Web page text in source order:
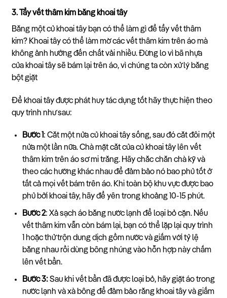
3. Tẩy vết thâm kim bằng khoai tây
Bằng một củ khoai tây bạn có thể làm gì để tẩy vết thâm
kim? Khoai tây có thể làm mờ các vết thâm kim trên áo mà
không ảnh hưởng đến chất vải nhiều. Đừng lo vì bã nhựa
của khoai tây sẽ bám lại trên áo, vì chúng ta còn xử lý bằng
bột giặt
Để khoai tây được phát huy tác dụng tốt hãy thực hiện theo
quy trình như sau:
Bước 1: Cắt một nửa củ khoai tây sống, sau đó cắt đôi một
nửa một lần nữa. Chà mặt cắt của củ khoai tây lên vết
thâm kim trên áo sơ mi trắng. Hãy chắc chắn chà kỹ và
theo các hướng khác nhau để đảm bảo nó bao phủ tốt ở
tất cả mọi vết bám trên áo. Khi toàn bộ khu vực được bao
phủ bởi khoai tây, hãy để yên trong khoảng 10-15 phút.
Bước 2: Xả sạch áo bằng nước lạnh để loại bỏ cặn. Nếu
vết thâm kim vẫn còn bám lại, bạn có thể lặp lại quy trình
1 hoặc thử trộn dung dịch gồm nước và giấm với tỷ lệ
bằng nhau rồi dùng bông nhúng vào hỗn hợp này chấm
lên vết bẩn.
Bước 3:Sau khi vết bẩn đã được loại bỏ, hãy giặt áo trong
nước lạnh và xà bông để đảm bảo rằng khoai tây và giấm